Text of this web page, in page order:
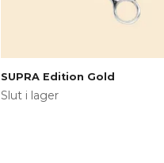
SUPRA Edition Gold
Slut i lager